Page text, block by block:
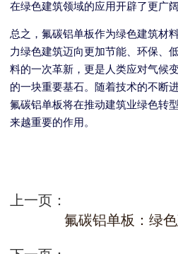
在绿色建筑领域的应用开辟了更广阔
总之，氟碳铝单板作为绿色建筑材
力绿色建筑迈向更加节能、环保、
料的一次革新，更是人类应对气候
的一块重要基石。随着技术的不断
氟碳铝单板将在推动建筑业绿色转
来越重要的作用。
上一页：